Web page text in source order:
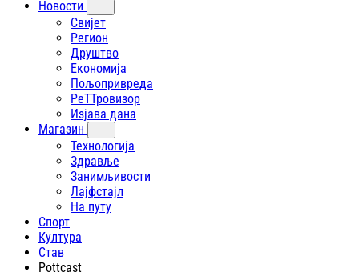
Новости
Свијет
Регион
Друштво
Економија
Пољопривреда
РеТТровизор
Изјава дана
Магазин
Технологија
Здравље
Занимљивости
Лајфстajл
На путу
Спорт
Култура
Став
Pottcast